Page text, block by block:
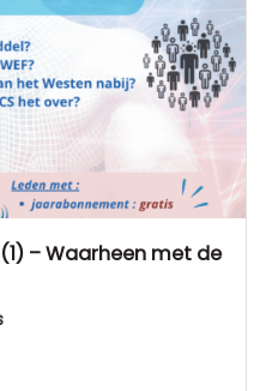
– Waarheen met de